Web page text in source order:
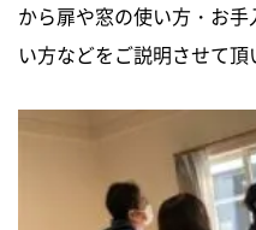
資料請
プライ
カスタマーハラス
から扉や窓の使い方・お
い方などをご説明させて頂